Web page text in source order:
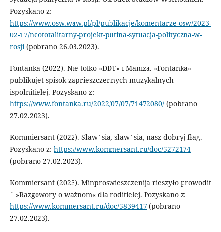
Pozyskano z:
https://www.osw.waw.pl/pl/publikacje/komentarze-osw/2023-
02-17/neototalitarny-projekt-putina-sytuacja-polityczna-w-
rosji(pobrano 26.03.2023).
Fontanka (2022). Nie tolko »DDT« i Maniża. »Fontanka«
publikujet spisok zaprieszczennych muzykalnych
ispołnitielej. Pozyskano z:
https://www.fontanka.ru/2022/07/07/71472080/(pobrano
27.02.2023).
Kommiersant (2022). Sław´sia, sław´sia, nasz dobryj fłag.
Pozyskano z: https://www.kommersant.ru/doc/5272174
(pobrano 27.02.2023).
Kommiersant (2023). Minproswieszczenija rieszyło prowodit
´ »Razgowory o ważnom« dla roditielej. Pozyskano z:
https://www.kommersant.ru/doc/5839417(pobrano
27.02.2023).